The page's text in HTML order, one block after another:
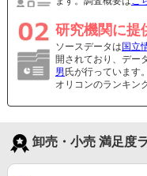
研究機関に提
ソースデータは 国立
開されており、デー
男 氏が行っています。
オリコンのランキン
卸売・小売 満足度